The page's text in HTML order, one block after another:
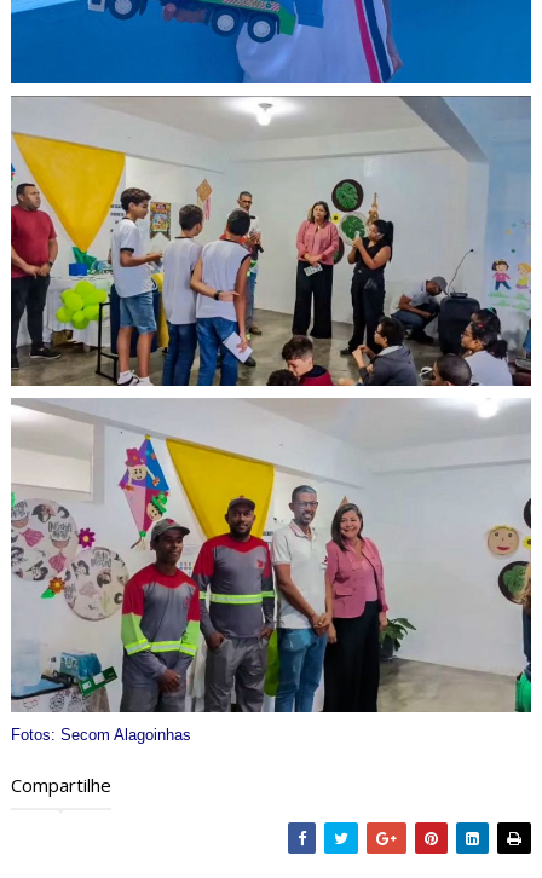
Fotos: Secom Alagoinhas
Compartilhe